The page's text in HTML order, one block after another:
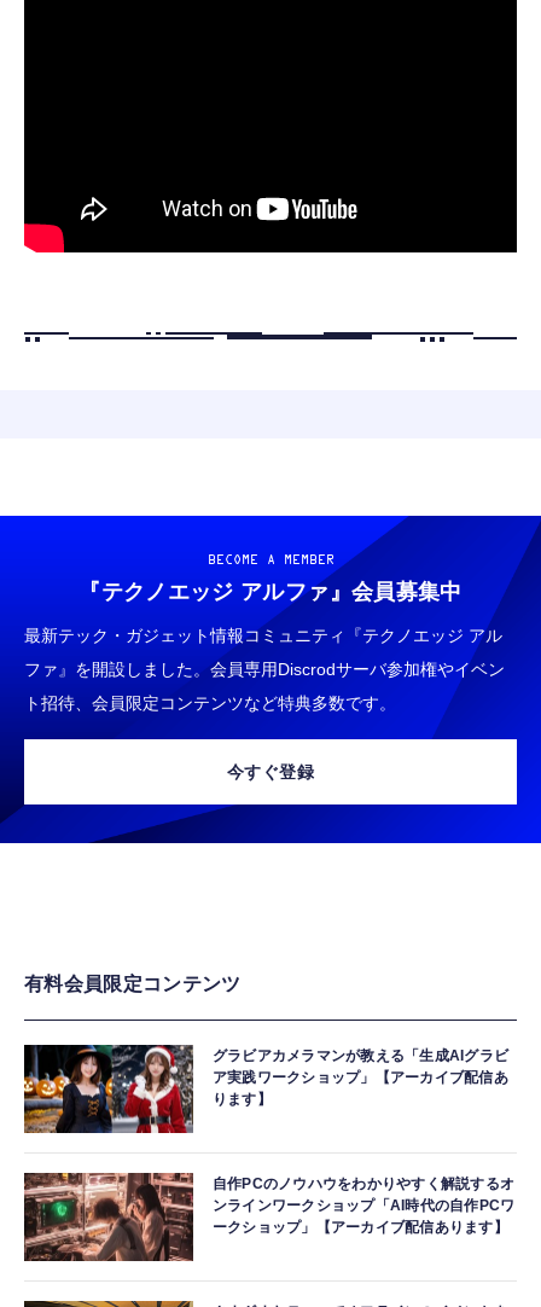
BECOME A MEMBER
『テクノエッジ アルファ』 会員募集中
最新テック・ガジェット情報コミュニティ『テクノエッジ アル
ファ』を開設しました。会員専用Discrodサーバ参加権やイベン
ト招待、会員限定コンテンツなど特典多数です。
今すぐ登録
有料会員限定コンテンツ
グラビアカメラマンが教える「生成AIグラビ
ア実践ワークショップ」【アーカイブ配信あ
ります】
自作PCのノウハウをわかりやすく解説するオ
ンラインワークショップ「AI時代の自作PCワ
ークショップ」【アーカイブ配信あります】